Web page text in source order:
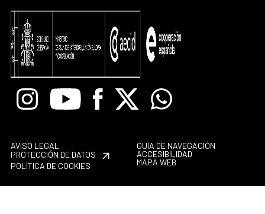
InstagramYoutube Facebook
X Whatsapp
AVISO LEGAL
PROTECCIÓN DE DATOS
POLÍTICA DE COOKIES
GUÍA DE NAVEGACIÓN
ACCESIBILIDAD
MAPA WEB